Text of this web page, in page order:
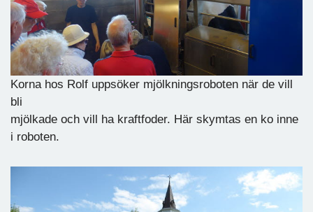
Korna hos Rolf uppsöker mjölkningsroboten när de vill
bli
mjölkade och vill ha kraftfoder. Här skymtas en ko inne
i roboten.